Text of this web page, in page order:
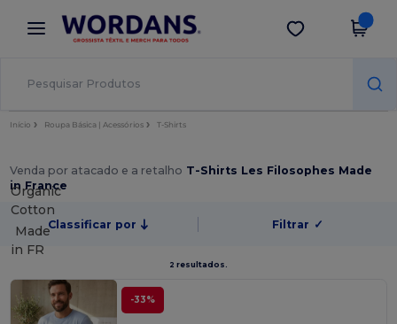
× App Wordans
Melhores preços na app!
Obter app
Início Roupa Básica | Acessórios T-Shirts
Venda por atacado e a retalho T-Shirts Les Filosophes Made
in France
Classificar por Filtrar ✓
2 resultados.
Organic
Cotton
Made
in FR
-33%